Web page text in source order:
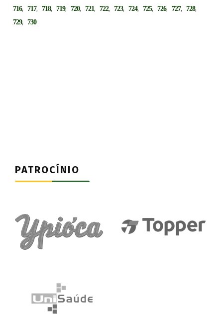
716,717,718,719,720,721,722,723,724,725,726,727,728,
729,730
PATROCÍNIO